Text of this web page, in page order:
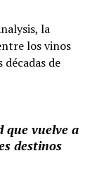
la
los vinos
de
que vuelve a
destinos